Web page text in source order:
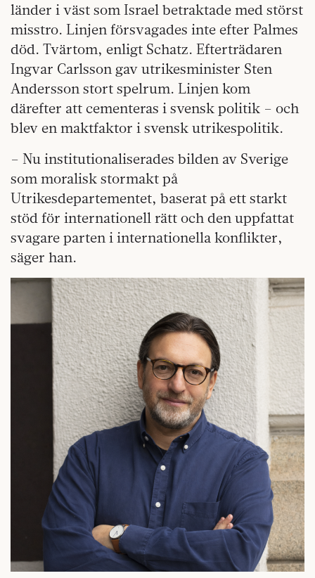
länder i väst som Israel betraktade med störst
misstro. Linjen försvagades inte efter Palmes
död. Tvärtom, enligt Schatz. Efterträdaren
Ingvar Carlsson gav utrikesminister Sten
Andersson stort spelrum. Linjen kom
därefter att cementeras i svensk politik – och
blev en maktfaktor i svensk utrikespolitik.
– Nu institutionaliserades bilden av Sverige
som moralisk stormakt på
Utrikesdepartementet, baserat på ett starkt
stöd för internationell rätt och den uppfattat
svagare parten i internationella konflikter,
säger han.